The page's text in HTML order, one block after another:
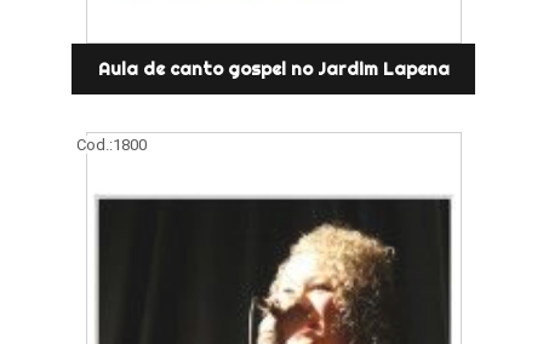
Aula de canto gospel no Jardim Lapena
Cod.:1800